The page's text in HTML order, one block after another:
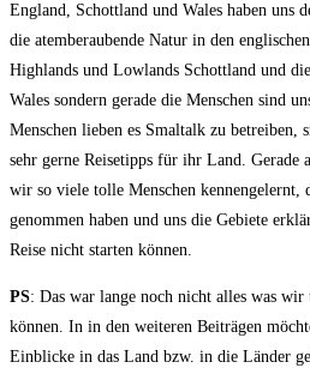
England, Schottland und Wales haben uns
die atemberaubende Natur in den
Highlands und Lowlands Schottland und
Wales sondern gerade die Menschen sind
Menschen lieben es Smaltalk zu betreiben,
sehr gerne Reisetipps für ihr Land. Gerade
wir so viele tolle Menschen kennengelernt,
genommen haben und uns die Gebiete
Reise nicht starten können.
PS: Das war lange noch nicht alles was wir
können. In in den weiteren Beiträgen
Einblicke in das Land bzw. in die Länder